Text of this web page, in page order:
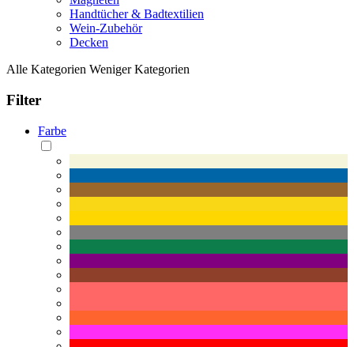
Handtücher & Badtextilien
Wein-Zubehör
Decken
Alle Kategorien Weniger Kategorien
Filter
Farbe